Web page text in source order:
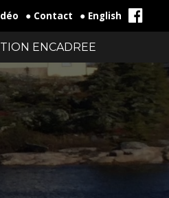
● Contact ● English
ENCADREE